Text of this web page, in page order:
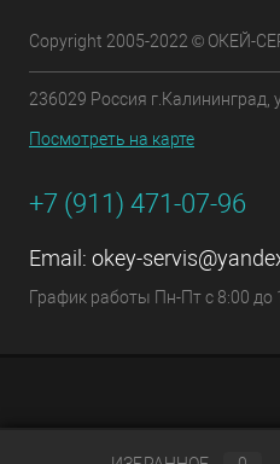
Copyright 2005-2022 © ОКЕЙ-
236029 Россия г.Калининград,
Посмотреть на карте
+7 (911) 471-07-96
Email: okey-
График работы Пн-Пт с 8:00 до